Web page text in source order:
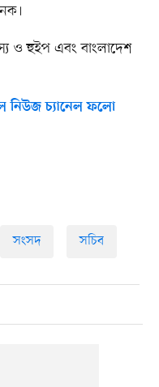
ও হুইপ এবং বাংলাদেশ
নিউজ চ্যানেল ফলো
সংসদ সচিব